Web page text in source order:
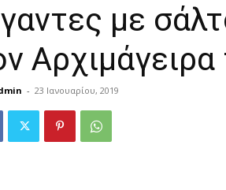
με
- 23 Ιανουαρίου, 2019